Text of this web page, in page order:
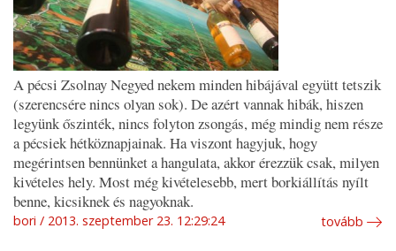
A pécsi Zsolnay Negyed nekem minden hibájával együtt tetszik
(szerencsére nincs olyan sok). De azért vannak hibák, hiszen
legyünk őszinték, nincs folyton zsongás, még mindig nem része
a pécsiek hétköznapjainak. Ha viszont hagyjuk, hogy
megérintsen bennünket a hangulata, akkor érezzük csak, milyen
kivételes hely. Most még kivételesebb, mert borkiállítás nyílt
benne, kicsiknek és nagyoknak.
bori 2013. szeptember 23. 12:29:24 tovább